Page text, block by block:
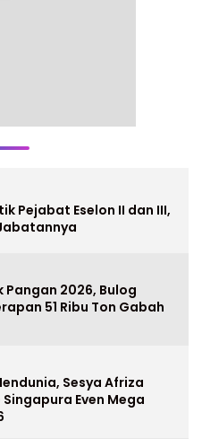
Pejabat Eselon II dan III,
Pangan 2026, Bulog
51 Ribu Ton Gabah
Sesya Afriza
Even Mega